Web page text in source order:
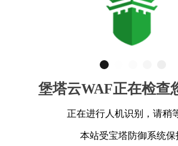
堡塔云WAF正在检查
正在进行人机识别，请稍
本站受宝塔防御系统保